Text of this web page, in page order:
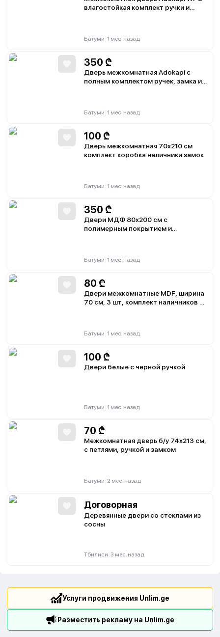
влагостойкая комплект ручки и
Батуми 1 мес. назад
350 ₾
Дверь межкомнатная Adokapi с
полным комплектом ручек, замка и
Батуми 1 мес. назад
100 ₾
Дверь межкомнатная 70x210 см
комплект коробка наличники замок
Батуми 1 мес. назад
350 ₾
Двери МДФ 80x200 см с
полимерным покрытием и
Батуми 1 мес. назад
80 ₾
Двери межкомнатные MDF, ширина
70 см, 3 шт, комплект наличников и
Батуми 1 мес. назад
100 ₾
Двери белые с черной ручкой
Батуми 1 мес. назад
70 ₾
Межкомнатная дверь б/у 74х213 см,
с петлями, ручкой и замком
Батуми 2 мес. назад
Договорная
Деревянные двери со стеклами из
сосны
Тбилиси 3 мес. назад
Услуги продвижения Unlim.ge
Разместить рекламу на Unlim.ge